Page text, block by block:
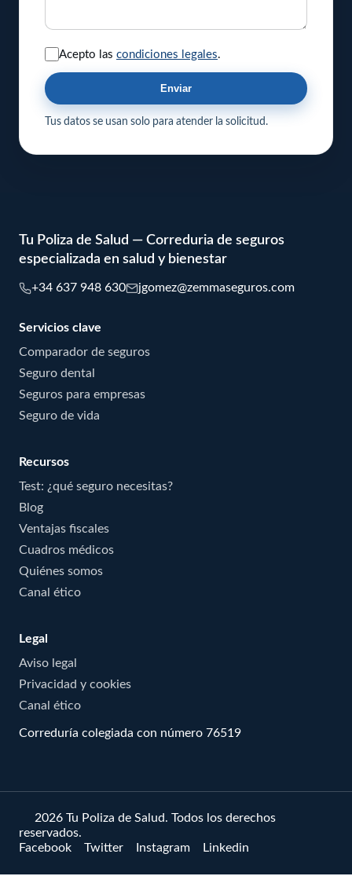
Acepto las condiciones legales
Enviar
Tus datos se usan solo para atender la solicitud.
Tu Poliza de Salud — Correduria de seguros
especializada en salud y bienestar
+34 637 948 630 jgomez@zemmaseguros.com
Servicios clave
Comparador de seguros
Seguro dental
Seguros para empresas
Seguro de vida
Recursos
Test: ¿qué seguro necesitas?
Blog
Ventajas fiscales
Cuadros médicos
Quiénes somos
Canal ético
Legal
Aviso legal
Privacidad y cookies
Canal ético
Correduría colegiada con número 76519
© 2026 Tu Poliza de Salud. Todos los derechos
reservados.
Facebook
Twitter Instagram Linkedin